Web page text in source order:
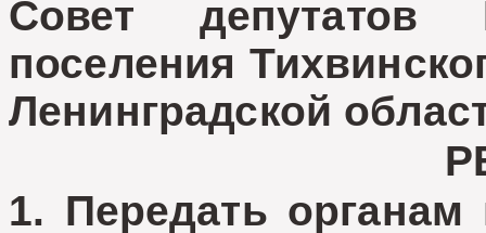
Совет депутатов
поселения
Ленинградской
1. Передать органам